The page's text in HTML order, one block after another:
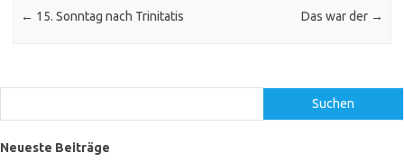
← 15. Sonntag nach Trinitatis Das war der →
Suchen
Neueste Beiträge